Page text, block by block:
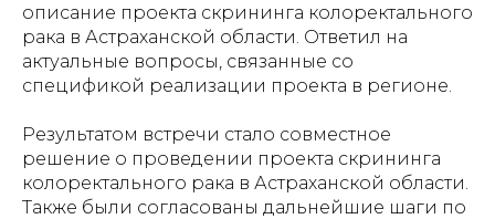
описание проекта скрининга колоректального
рака в Астраханской области. Ответил на
актуальные вопросы, связанные со
спецификой реализации проекта в регионе.
Результатом встречи стало совместное
решение о проведении проекта скрининга
колоректального рака в Астраханской области.
Также были согласованы дальнейшие шаги по